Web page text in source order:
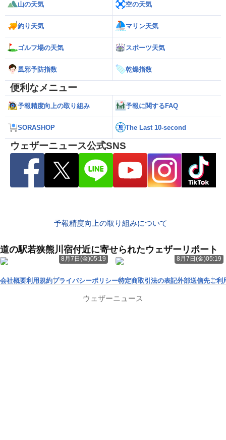
山の天気 空の天気
釣り天気 マリン天気
ゴルフ場の天気 スポーツ天気
風邪予防指数 乾燥指数
便利なメニュー
予報精度向上の取り組み 予報に関するFAQ
SORASHOP The Last 10-second
ウェザーニュース公式SNS
予報精度向上の取り組みについて
道の駅若狭熊川宿付近に寄せられたウェザーリポート
8月7日(金)05:19 8月7日(金)05:19
会社概要利用規約プライバシーポリシー特定商取引法の表記外部送信先ご利
ウェザーニュース